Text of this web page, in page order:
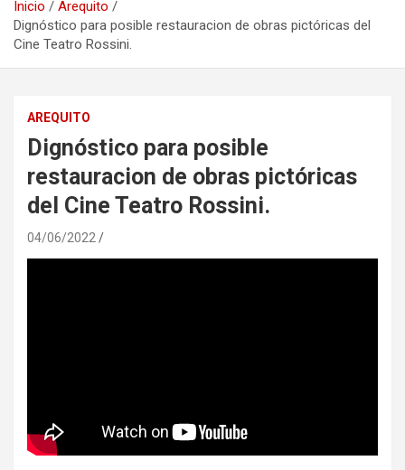
Inicio
Arequito
Dignóstico para posible restauracion de obras pictóricas del
Cine Teatro Rossini.
AREQUITO
Dignóstico para posible
restauracion de obras pictóricas
del Cine Teatro Rossini.
04/06/2022